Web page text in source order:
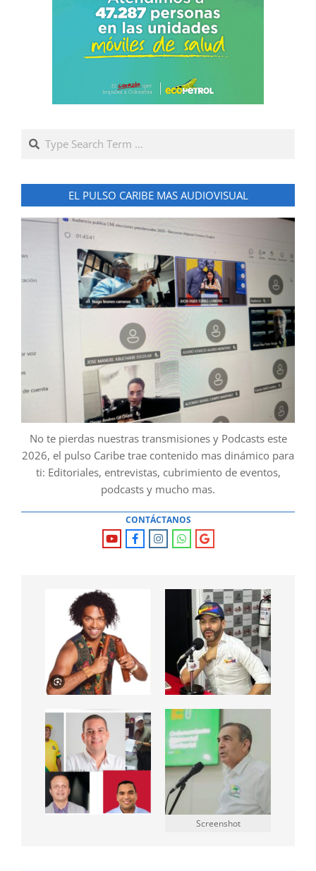
Search
EL PULSO CARIBE MAS AUDIOVISUAL
No te pierdas nuestras transmisiones y Podcasts este
2026, el pulso Caribe trae contenido mas dinámico para
ti: Editoriales, entrevistas, cubrimiento de eventos,
podcasts y mucho mas.
CONTÁCTANOS
Screenshot